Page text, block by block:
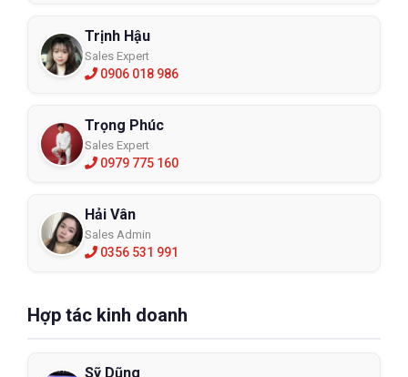
Trịnh Hậu
Sales Expert
0906 018 986
Trọng Phúc
Sales Expert
0979 775 160
Hải Vân
Sales Admin
0356 531 991
Hợp tác kinh doanh
Sỹ Dũng